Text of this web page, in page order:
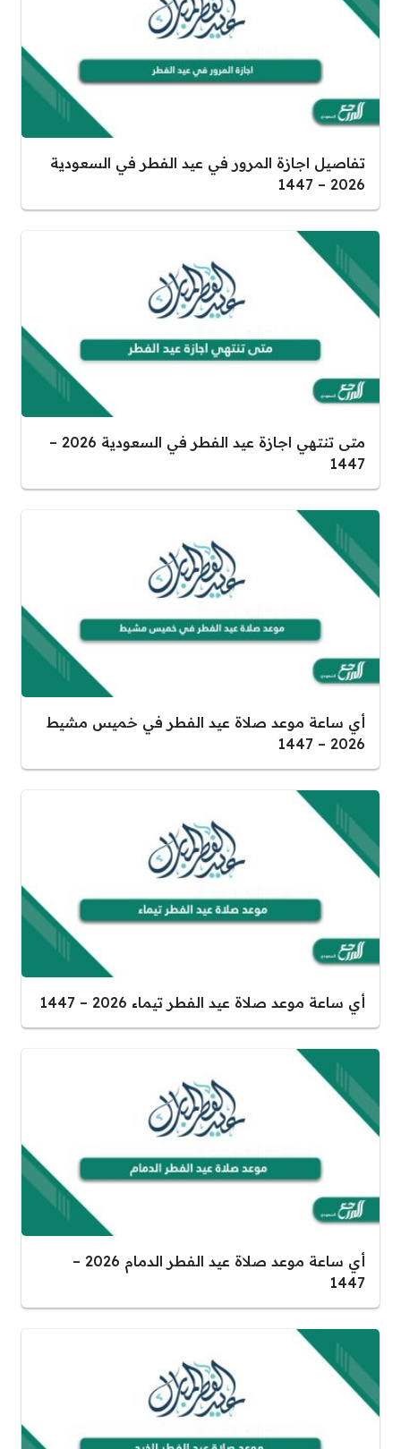
تفاصيل اجازة المرور في عيد الفطر في السعودية
2026 – 1447
متى تنتهي اجازة عيد الفطر في السعودية 2026 –
1447
أي ساعة موعد صلاة عيد الفطر في خميس مشيط
2026 – 1447
أي ساعة موعد صلاة عيد الفطر تيماء 2026 – 1447
أي ساعة موعد صلاة عيد الفطر الدمام 2026 –
1447